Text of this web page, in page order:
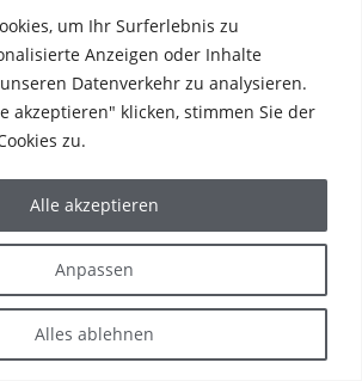
um Ihr Surferlebnis zu
Anzeigen oder Inhalte
Datenverkehr zu analysieren.
akzeptieren" klicken, stimmen Sie der
zu.
Anpassen
Alles ablehnen
Alle akzeptieren